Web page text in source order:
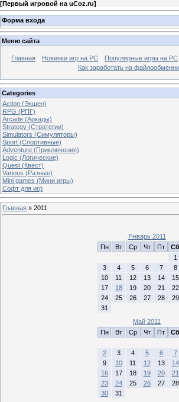
[Первый игровой на uCoz.ru]
Форма входа
Меню сайта
Главная Новинки игр на PC Популярные игры на PC
Как заработать на
Categories
Action (Экшен)
RPG (РПГ)
Arcade (Аркады)
Strategy (Стратегии)
Simulators (Симуляторы)
Sport (Спортивные)
Adventure (Приключения)
Logic (Логические)
Quest (Квест)
Various (Разные)
Mini games (Мини игры)
Софт для игр
Главная » 2011
Январь 2011
Пн
Вт Ср Чт Пт Сб
1
3
4 5 6 7 8
10
11 12 13 14 15
17
18 19 20 21 22
24
25 26 27 28 29
31
Май 2011
Пн
Вт Ср Чт Пт Сб
2
3 4 5 6 7
9
10 11 12 13 14
16
17 18 19 20 21
23
24 25 26 27 28
30
31